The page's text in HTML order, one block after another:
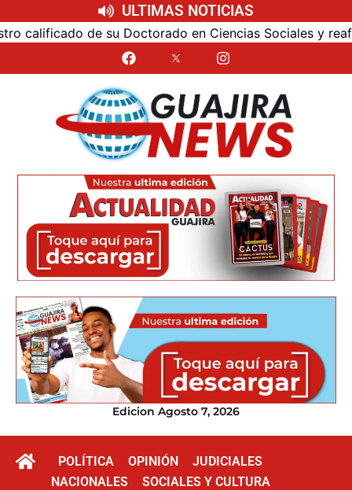
ULTIMAS NOTICIAS
de su Doctorado en Ciencias Sociales y
Edicion Agosto 7, 2026
POLÍTICA OPINIÓN
JUDICIALES
NACIONALES
SOCIALES Y CULTURA